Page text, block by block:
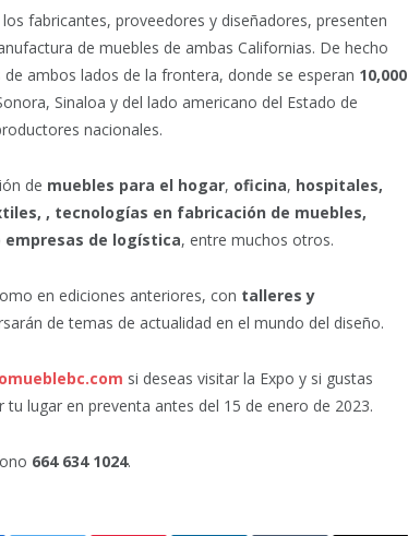
fabricantes, proveedores y diseñadores, presenten
de muebles de ambas Californias. De hecho
ambos lados de la frontera, donde se esperan 10,000
Sinaloa y del lado americano del Estado de
nacionales.
de muebles para el hogar, oficina, hospitales,
, tecnologías en fabricación de muebles,
de logística, entre muchos otros.
en ediciones anteriores, con talleres y
de temas de actualidad en el mundo del diseño.
si deseas visitar la Expo y si gustas
lugar en preventa antes del 15 de enero de 2023.
664 634 1024.